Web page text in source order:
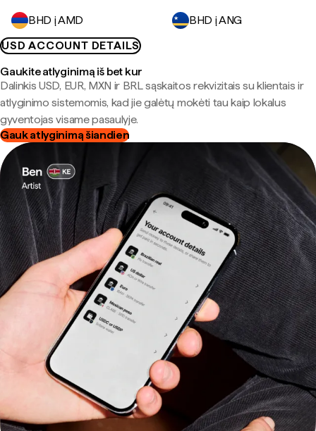
BHD į AMD
BHD į ANG
USD ACCOUNT DETAILS
Gaukite atlyginimą iš bet kur
Dalinkis USD, EUR, MXN ir BRL sąskaitos rekvizitais su klientais ir
atlyginimo sistemomis, kad jie galėtų mokėti tau kaip lokalus
gyventojas visame pasaulyje.
Gauk atlyginimą šiandien